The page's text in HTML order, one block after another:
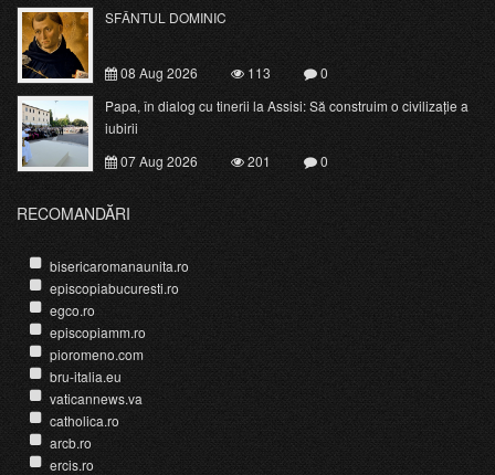
SFÂNTUL DOMINIC
08 Aug 2026 113
0
Papa, în dialog cu tinerii la Assisi: Să construim o civilizație a
iubirii
07 Aug 2026
201 0
RECOMANDĂRI
bisericaromanaunita.ro
episcopiabucuresti.ro
egco.ro
episcopiamm.ro
pioromeno.com
bru-italia.eu
vaticannews.va
catholica.ro
arcb.ro
ercis.ro